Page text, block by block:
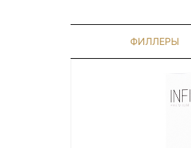
ФИЛЛЕРЫ